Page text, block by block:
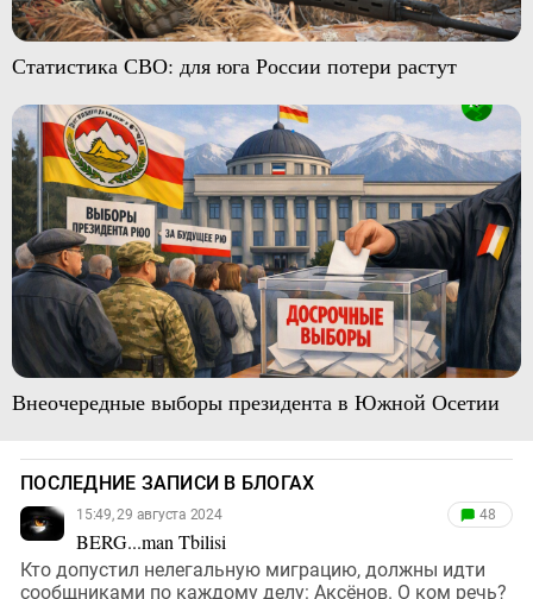
Статистика СВО: для юга России потери растут
Внеочередные выборы президента в Южной Осетии
ПОСЛЕДНИЕ ЗАПИСИ В БЛОГАХ
15:49, 29 августа 2024
BERG...man Tbilisi
48
Кто допустил нелегальную миграцию, должны идти
сообщниками по каждому делу: Аксёнов. О ком речь?